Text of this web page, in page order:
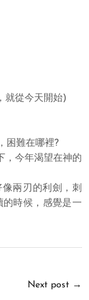
就從今天開始)
困難在哪裡?
，今年渴望在神的
兩刃的利劍，刺
的時候，感覺是一
Next post →